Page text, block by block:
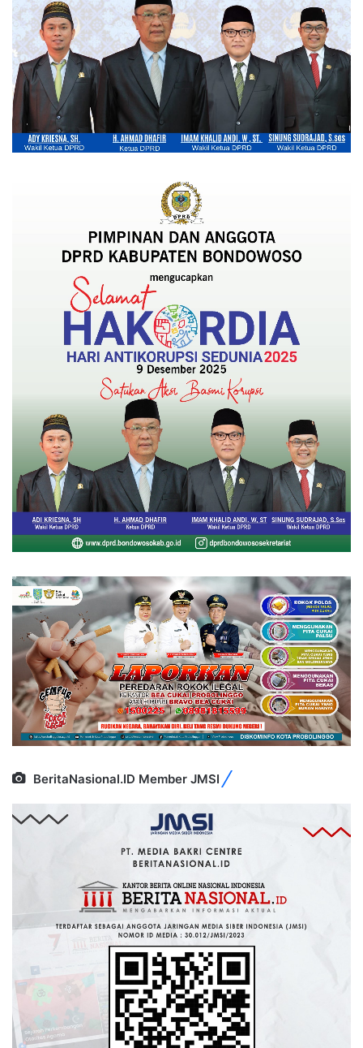
BeritaNasional.ID Member JMSI